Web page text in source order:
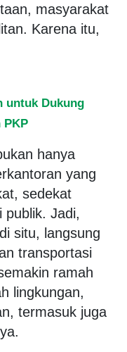
masyarakat
Karena itu,
untuk Dukung
PKP
hanya
yang
sedekat
publik. Jadi,
situ, langsung
transportasi
ramah
lingkungan,
termasuk juga